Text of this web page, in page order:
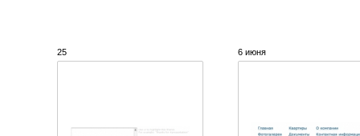
25 6 июня